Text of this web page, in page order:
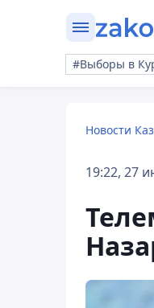
#Выборы в
Новости
19:22, 27